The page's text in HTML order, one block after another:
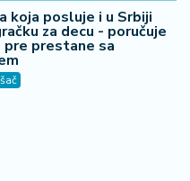
koja posluje i u Srbiji
za decu - poručuje
pre prestane sa